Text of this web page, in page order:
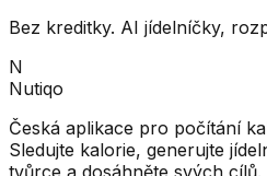
Bez kreditky. AI jídelníčky,
N
Nutiqo
Česká aplikace pro počítání
Sledujte kalorie, generujte
tvůrce a dosáhněte svých cílů.